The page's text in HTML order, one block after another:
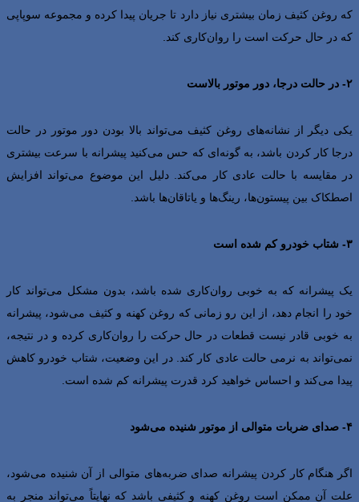
که روغن کثیف زمان بیشتری نیاز دارد تا جریان پیدا کرده و مجموعه سوپاپی
که در حال حرکت است را روان‌کاری کند.
۲- در حالت درجا، دور موتور بالاست
یکی دیگر از نشانه‌های روغن کثیف می‌تواند بالا بودن دور موتور در حالت
درجا کار کردن باشد، به گونه‌ای که حس می‌کنید پیشرانه با سرعت بیشتری
در مقایسه با حالت عادی کار می‌کند. دلیل این موضوع می‌تواند افزایش
اصطکاک بین پیستون‌ها، رینگ‌ها و یاتاقان‌ها باشد.
۳- شتاب خودرو کم شده است
یک پیشرانه که به خوبی روان‌کاری شده باشد، بدون مشکل می‌تواند کار
خود را انجام دهد، از این رو زمانی که روغن کهنه و کثیف می‌شود، پیشرانه
به خوبی قادر نیست قطعات در حال حرکت را روان‌کاری کرده و در نتیجه،
نمی‌تواند به نرمی حالت عادی کار کند. در این وضعیت، شتاب خودرو کاهش
پیدا می‌کند و احساس خواهید کرد قدرت پیشرانه کم شده است.
۴- صدای ضربات متوالی از موتور شنیده می‌شود
اگر هنگام کار کردن پیشرانه صدای ضربه‌های متوالی از آن شنیده می‌شود،
علت آن ممکن است روغن کهنه و کثیفی باشد که نهایتاً می‌تواند منجر به